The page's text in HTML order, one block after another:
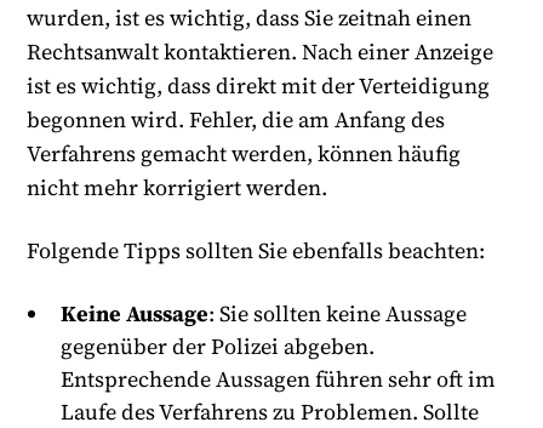
wurden, ist es wichtig, dass Sie zeitnah einen
Rechtsanwalt kontaktieren. Nach einer Anzeige
ist es wichtig, dass direkt mit der Verteidigung
begonnen wird. Fehler, die am Anfang des
Verfahrens gemacht werden, können häufig
nicht mehr korrigiert werden.
Folgende Tipps sollten Sie ebenfalls beachten:
Keine Aussage: Sie sollten keine Aussage
gegenüber der Polizei abgeben.
Entsprechende Aussagen führen sehr oft im
Laufe des Verfahrens zu Problemen. Sollte